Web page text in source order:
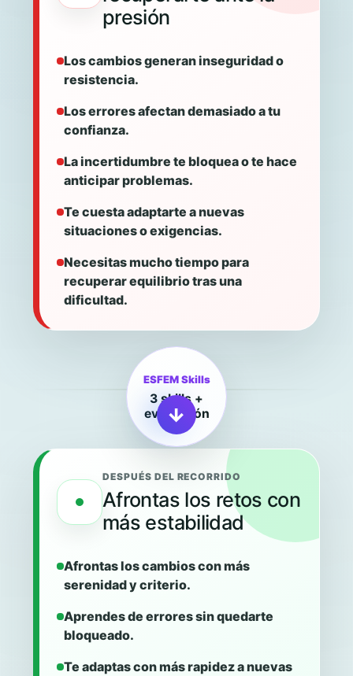
presión
Los cambios generan inseguridad o
resistencia.
Los errores afectan demasiado a tu
confianza.
La incertidumbre te bloquea o te hace
anticipar problemas.
Te cuesta adaptarte a nuevas
situaciones o exigencias.
Necesitas mucho tiempo para
recuperar equilibrio tras una
dificultad.
ESFEM Skills
3 skills +
evaluación
→
DESPUÉS DEL RECORRIDO
Afrontas los retos con
más estabilidad
Afrontas los cambios con más
serenidad y criterio.
Aprendes de errores sin quedarte
bloqueado.
Te adaptas con más rapidez a nuevas